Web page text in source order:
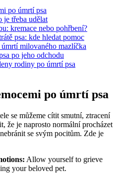
po úmrtí psa
je třeba udělat
kremace nebo pohřbení?
psa: kde hledat pomoc
milovaného mazlíčka
po jeho odchodu
rodiny po úmrtí psa
po úmrtí psa
se můžeme cítit smutní, ztracení
že je naprosto normální procházet
se svým pocitům. Zde je
Allow yourself to grieve
your beloved pet.